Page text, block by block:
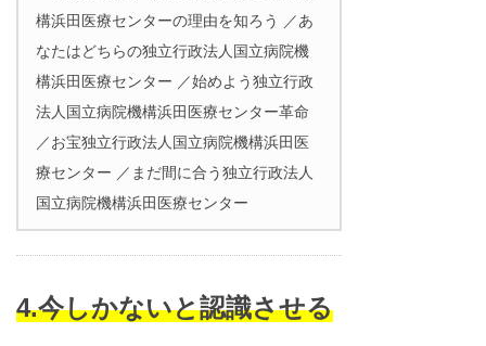
構浜田医療センターの理由を知ろう ／あ
なたはどちらの独立行政法人国立病院機
構浜田医療センター ／始めよう独立行政
法人国立病院機構浜田医療センター革命
／お宝独立行政法人国立病院機構浜田医
療センター ／まだ間に合う独立行政法人
国立病院機構浜田医療センター
4.今しかないと認識させる